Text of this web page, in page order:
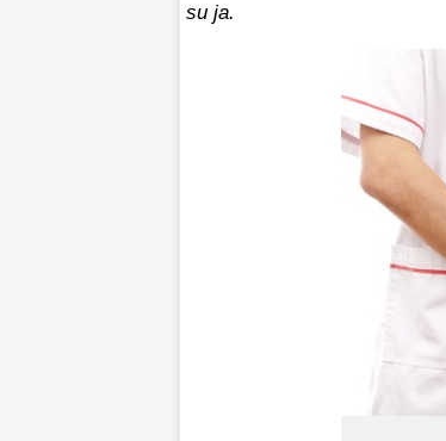
su ja.